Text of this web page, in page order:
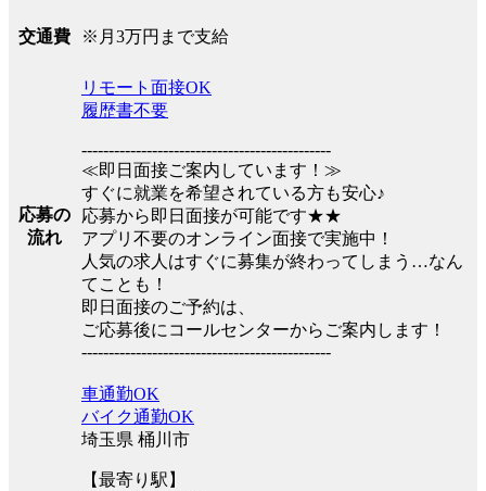
交通費 ※月3万円まで支給
応募の
流れ
リモート面接OK
履歴書不要
----------------------------------------------
≪即日面接ご案内しています！≫
すぐに就業を希望されている方も安心♪
応募から即日面接が可能です★★
アプリ不要のオンライン面接で実施中！
人気の求人はすぐに募集が終わってしまう…なん
てことも！
即日面接のご予約は、
ご応募後にコールセンターからご案内します！
----------------------------------------------
車通勤OK
バイク通勤OK
埼玉県 桶川市
【最寄り駅】